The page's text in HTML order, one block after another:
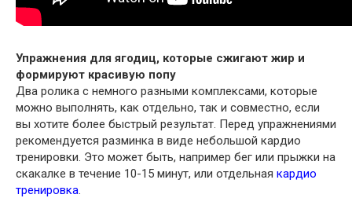
Упражнения для ягодиц, которые сжигают жир и
формируют красивую попу
Два ролика с немного разными комплексами, которые
можно выполнять, как отдельно, так и совместно, если
вы хотите более быстрый результат. Перед упражнениями
рекомендуется разминка в виде небольшой кардио
тренировки. Это может быть, например бег или прыжки на
скакалке в течение 10-15 минут, или отдельная кардио
тренировка.